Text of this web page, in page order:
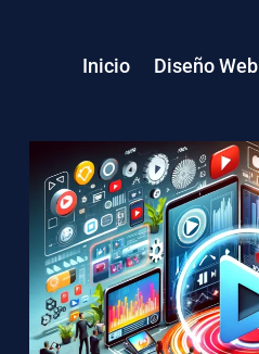
Inicio Diseño Web
WordPress